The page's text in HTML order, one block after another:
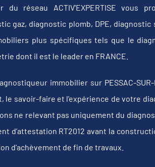
du réseau ACTIV'EXPERTISE vous
gaz, diagnostic plomb, DPE, diagnostic
plus spécifiques tels que le
dont il est le leader en FRANCE.
immobilier sur PESSAC-SUR-
le savoir-faire et l'expérience de votre
ne relevant pas uniquement du
d’attestation RT2012 avant la
d'achèvement de fin de travaux.